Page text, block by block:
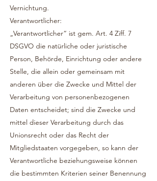
Vernichtung.
Verantwortlicher:
„Verantwortlicher“ ist gem. Art. 4 Ziff. 7
DSGVO die natürliche oder juristische
Person, Behörde, Einrichtung oder andere
Stelle, die allein oder gemeinsam mit
anderen über die Zwecke und Mittel der
Verarbeitung von personenbezogenen
Daten entscheidet; sind die Zwecke und
mittel dieser Verarbeitung durch das
Unionsrecht oder das Recht der
Mitgliedstaaten vorgegeben, so kann der
Verantwortliche beziehungsweise können
die bestimmten Kriterien seiner Benennung